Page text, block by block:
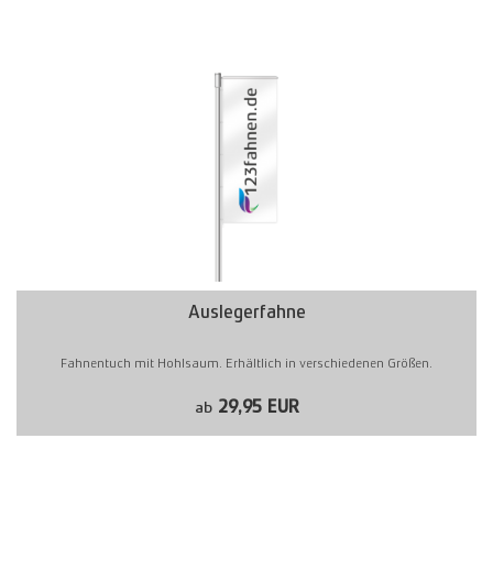
Auslegerfahne
Fahnentuch mit Hohlsaum. Erhältlich in verschiedenen Größen.
ab29,95 EUR